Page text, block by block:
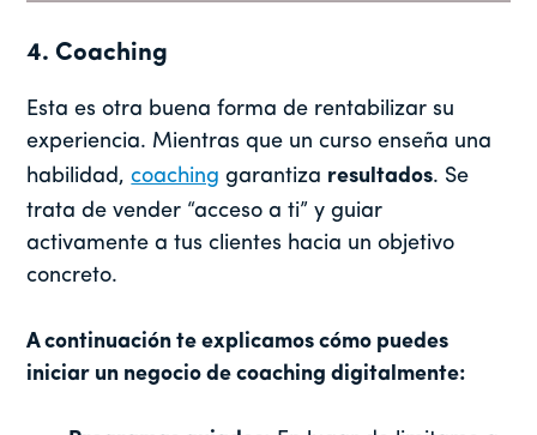
4. Coaching
Esta es otra buena forma de rentabilizar su
experiencia. Mientras que un curso enseña una
habilidad,coaching garantiza resultados. Se
trata de vender “acceso a ti” y guiar
activamente a tus clientes hacia un objetivo
concreto.
A continuación te explicamos cómo puedes
iniciar un negocio de coaching digitalmente: